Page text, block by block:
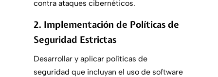
contra ataques cibernéticos.
2. Implementación de Políticas de
Seguridad Estrictas
Desarrollar y aplicar políticas de
seguridad que incluyan el uso de software